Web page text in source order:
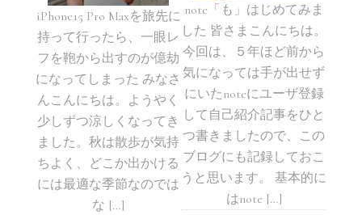
iPhone15 Pro Maxを旅先に
持って行ったら、一眼レ
フを鞄から出すのが億劫
になってしまった みなさ
んこんにちは。ようやく
少しずつ涼しくなってき
ました。秋は散歩が気持
ちよく、どこか出かける
には最適な季節なのでは
な […]
note「も」はじめてみま
した 皆さまこんにちは。
今回は、５年ほど前から
気になっては手が出せず
にいたnoteにユーザ登録
して自己紹介記事をひと
つ書きましたので、この
ブログにも記録しておこ
うと思います。 基本的に
はnote […]